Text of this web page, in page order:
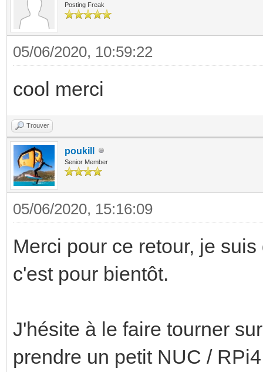
Posting Freak
05/06/2020, 10:59:22
cool merci
Trouver
poukill
Senior Member
05/06/2020, 15:16:09
Merci pour ce retour, je
c'est pour bientôt.
J'hésite à le faire tourner
prendre un petit NUC /